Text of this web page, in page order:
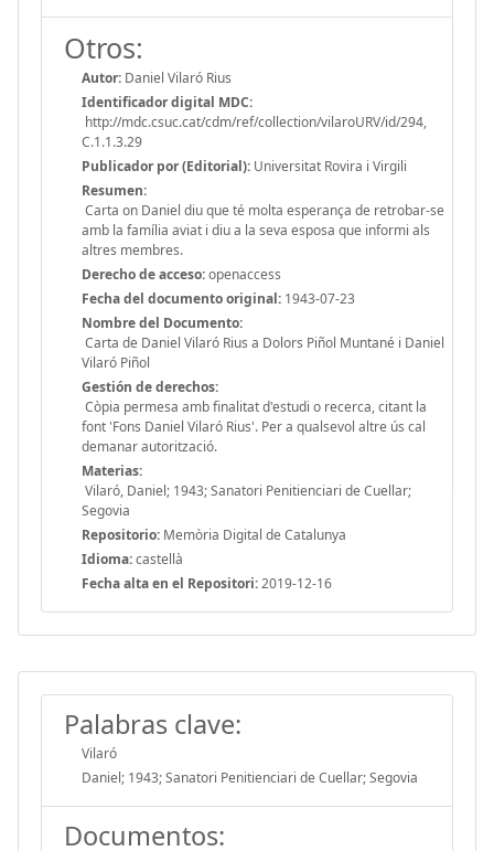
Otros:
Autor: Daniel Vilaró Rius
Identificador digital MDC:
http://mdc.csuc.cat/cdm/ref/collection/vilaroURV/id/294,
C.1.1.3.29
Publicador por (Editorial): Universitat Rovira i Virgili
Resumen:
Carta on Daniel diu que té molta esperança de retrobar-se
amb la família aviat i diu a la seva esposa que informi als
altres membres.
Derecho de acceso:openaccess
Fecha del documento original: 1943-07-23
Nombre del Documento:
Carta de Daniel Vilaró Rius a Dolors Piñol Muntané i Daniel
Vilaró Piñol
Gestión de derechos:
Còpia permesa amb finalitat d'estudi o recerca, citant la
font 'Fons Daniel Vilaró Rius'. Per a qualsevol altre ús cal
demanar autorització.
Materias:
Vilaró, Daniel; 1943; Sanatori Penitienciari de Cuellar;
Segovia
Repositorio: Memòria Digital de Catalunya
Idioma:castellà
Fecha alta en el Repositori:2019-12-16
Palabras clave:
Vilaró
Daniel; 1943; Sanatori Penitienciari de Cuellar; Segovia
Documentos: